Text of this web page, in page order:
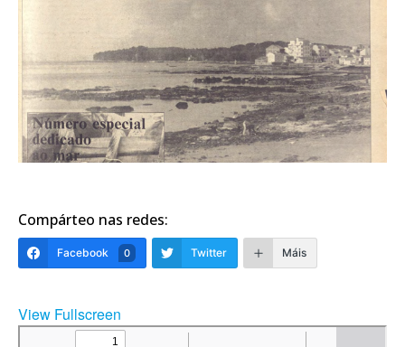
Compárteo nas redes:
Facebook 0 Twitter Máis
View Fullscreen